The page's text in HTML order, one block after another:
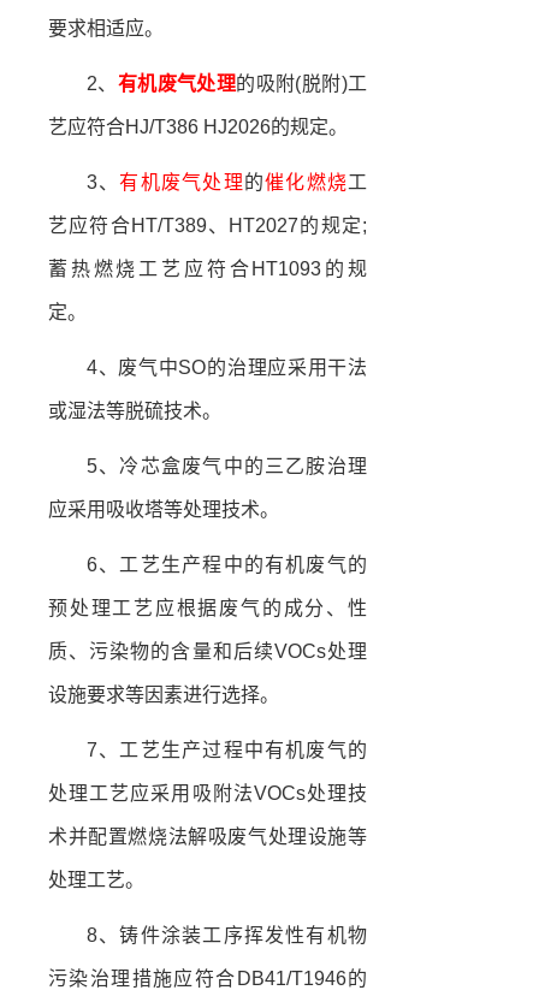
要求相适应。
2、 有机废气处理的吸附(脱附)工
艺应符合HJ/T386 HJ2026的规定。
3、有机废气处理的催化燃烧工
艺应符合HT/T389、HT2027的规定;
蓄热燃烧工艺应符合HT1093的规
定。
4、废气中SO的治理应采用干法
或湿法等脱硫技术。
5、冷芯盒废气中的三乙胺治理
应采用吸收塔等处理技术。
6、工艺生产程中的有机废气的
预处理工艺应根据废气的成分、性
质、污染物的含量和后续VOCs处理
设施要求等因素进行选择。
7、工艺生产过程中有机废气的
处理工艺应采用吸附法VOCs处理技
术并配置燃烧法解吸废气处理设施等
处理工艺。
8、铸件涂装工序挥发性有机物
污染治理措施应符合DB41/T1946的